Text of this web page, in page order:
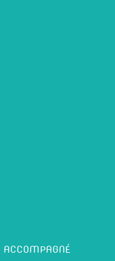
ACCOMPAGNÉ